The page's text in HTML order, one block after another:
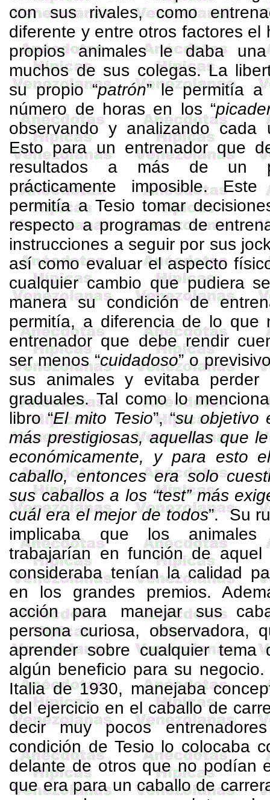
con sus rivales, como
diferente y entre otros factores el
propios animales le daba
muchos de sus colegas. La
su propio “patrón” le permitía a
número de horas en los “
observando y analizando
Esto para un entrenador que
resultados a más de un
prácticamente imposible.
permitía a Tesio tomar
respecto a programas de
instrucciones a seguir por sus
así como evaluar el aspecto
cualquier cambio que pudiera
manera su condición de
permitía, a diferencia de lo que
entrenador que debe rendir
ser menos “cuidadoso” o
sus animales y evitaba perder
graduales. Tal como lo
libro “El mito Tesio”, “su objetivo
más prestigiosas, aquellas que
económicamente, y para esto
caballo, entonces era solo
sus caballos a los “test” más
cuál era el mejor de todos”. Su
implicaba que los
trabajarían en función de
consideraba tenían la calidad
en los grandes premios.
acción para manejar sus
persona curiosa, observadora,
aprender sobre cualquier tema
algún beneficio para su
Italia de 1930, manejaba
del ejercicio en el caballo de
decir muy pocos
condición de Tesio lo colocaba
delante de otros que no podían
que era para un caballo de